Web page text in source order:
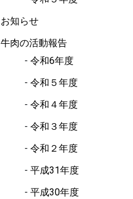
お知らせ
牛肉の活動報告
令和6年度
令和５年度
令和４年度
令和３年度
令和２年度
平成31年度
平成30年度